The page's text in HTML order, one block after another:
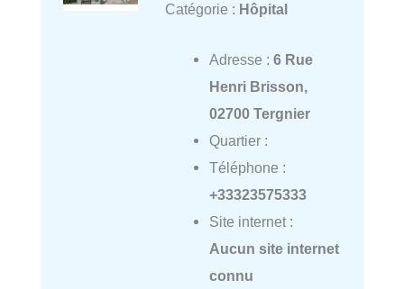
Catégorie : Hôpital
Adresse : 6 Rue
Henri Brisson,
02700 Tergnier
Quartier :
Téléphone :
+33323575333
Site internet :
Aucun site internet
connu